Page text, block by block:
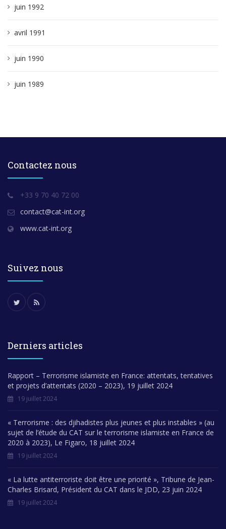
juin 1992
avril 1991
juin 1990
juin 1989
Contactez nous
+33 9 70 40 72 00
contact@cat-int.org
www.cat-int.org
Suivez nous
Derniers articles
Rapport – Terrorisme islamiste en France: attentats, tentatives
et projets d’attentats (2020 – 2023), 19 juillet 2024
19 juillet 2024
« Terrorisme : des djihadistes plus jeunes et plus instables » (au
sujet de l’étude du CAT sur le terrorisme islamiste en France de
2020 à 2023), Le Figaro, 18 juillet 2024
19 juillet 2024
« La lutte antiterroriste doit être une priorité », Tribune de Jean-
Charles Brisard, Président du CAT dans le JDD, 23 juin 2024
19 juillet 2024